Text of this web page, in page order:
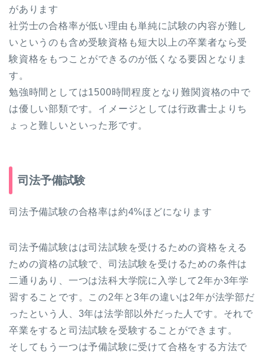
があります
社労士の合格率が低い理由も単純に試験の内容が難し
いというのも含め受験資格も短大以上の卒業者なら受
験資格をもつことができるのが低くなる要因となりま
す。
勉強時間としては1500時間程度となり難関資格の中で
は優しい部類です。イメージとしては行政書士よりち
ょっと難しいといった形です。
司法予備試験
司法予備試験の合格率は約4%ほどになります
司法予備試験はは司法試験を受けるための資格をえる
ための資格の試験で、司法試験を受けるための条件は
二通りあり、一つは法科大学院に入学して2年か3年学
習することです。この2年と3年の違いは2年が法学部だ
ったという人、3年は法学部以外だった人です。それで
卒業をすると司法試験を受験することができます。
そしてもう一つは予備試験に受けて合格をする方法で